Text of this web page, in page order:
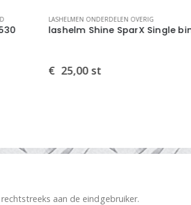
LASHELMEN ONDERDELEN OVERIG
lashelm Shine SparX Single
25,00 st
aan de eindgebruiker.